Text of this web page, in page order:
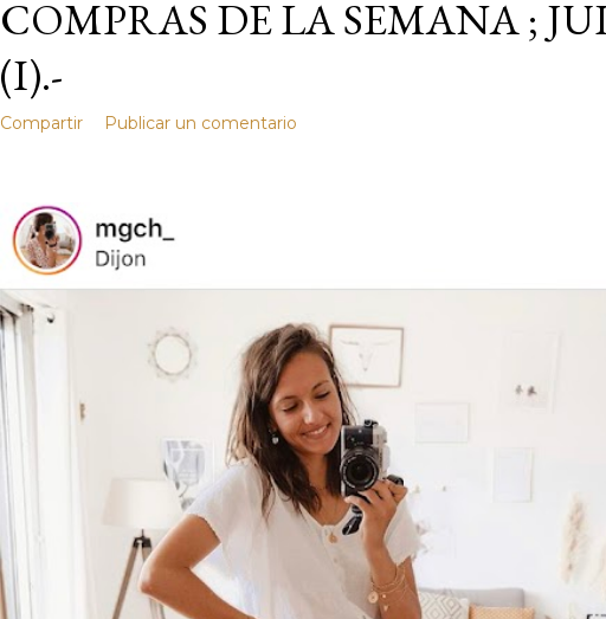
COMPRAS DE LA SEMANA ;
(I).-
Compartir Publicar un comentario